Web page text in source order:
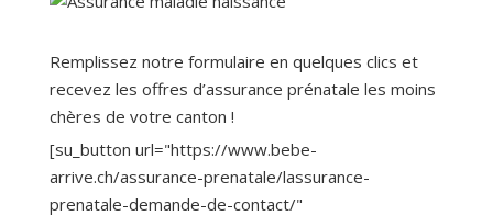
Remplissez notre formulaire en quelques clics et
recevez les offres d’assurance prénatale les moins
chères de votre canton !
[su_button url="https://www.bebe-
arrive.ch/assurance-prenatale/lassurance-
prenatale-demande-de-contact/"